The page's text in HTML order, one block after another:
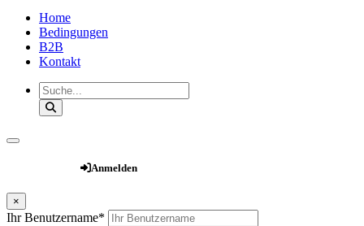
Home
Bedingungen
B2B
Kontakt
Anmelden
×
Ihr Benutzername*